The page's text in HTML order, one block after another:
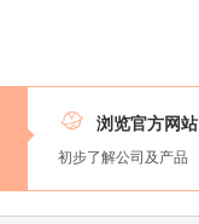
 浏览官方网站
初步了解公司及产品